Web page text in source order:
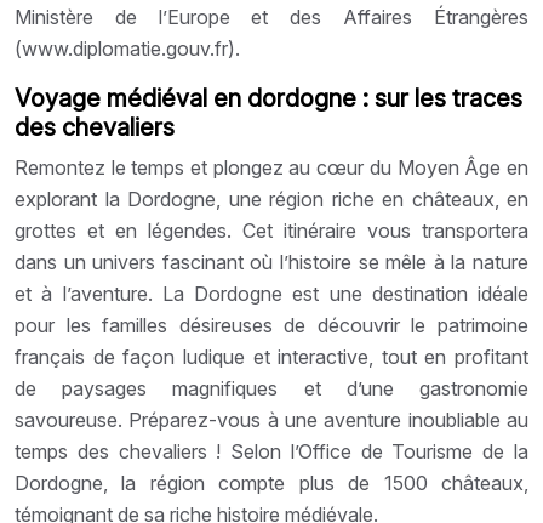
Ministère de l’Europe et des Affaires Étrangères
(www.diplomatie.gouv.fr).
Voyage médiéval en dordogne : sur les traces
des chevaliers
Remontez le temps et plongez au cœur du Moyen Âge en
explorant la Dordogne, une région riche en châteaux, en
grottes et en légendes. Cet itinéraire vous transportera
dans un univers fascinant où l’histoire se mêle à la nature
et à l’aventure. La Dordogne est une destination idéale
pour les familles désireuses de découvrir le patrimoine
français de façon ludique et interactive, tout en profitant
de paysages magnifiques et d’une gastronomie
savoureuse. Préparez-vous à une aventure inoubliable au
temps des chevaliers ! Selon l’Office de Tourisme de la
Dordogne, la région compte plus de 1500 châteaux,
témoignant de sa riche histoire médiévale.